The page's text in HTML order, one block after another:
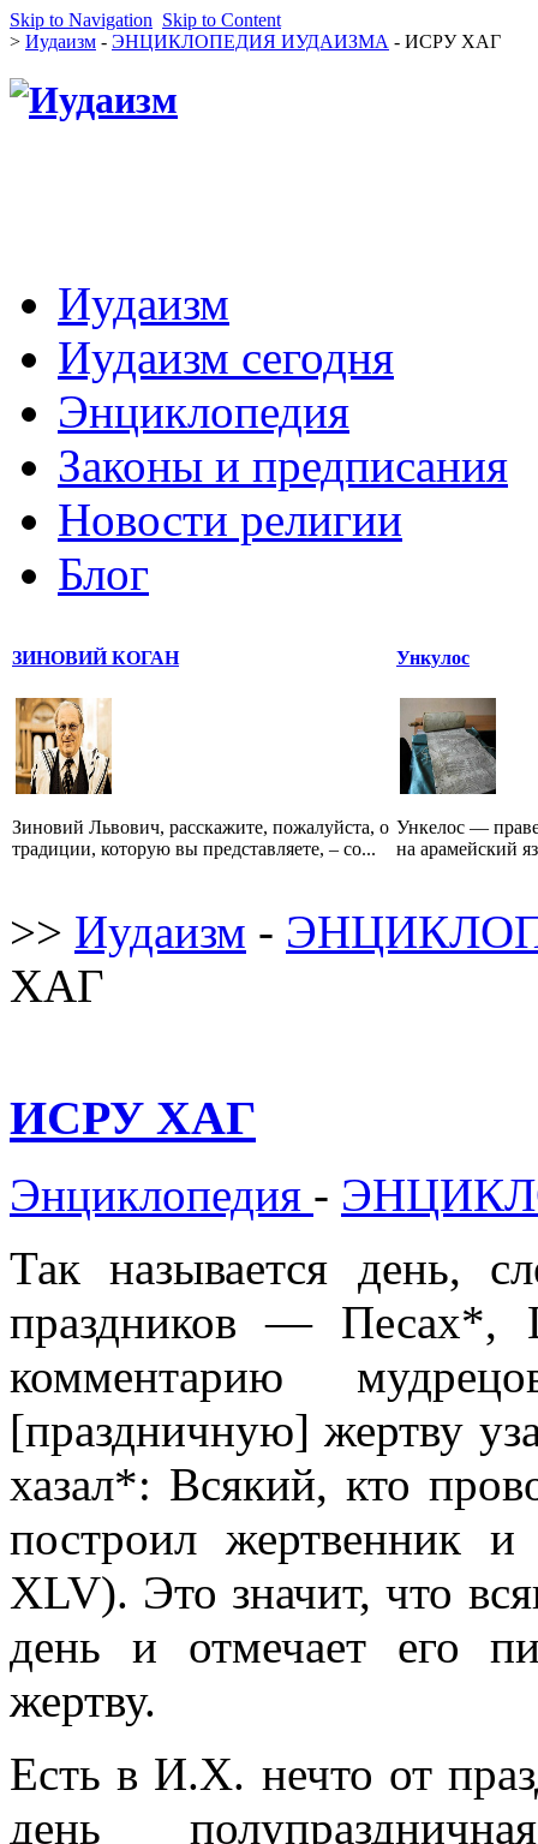
Skip to Navigation Skip to Content
> Иудаизм - ЭНЦИКЛОПЕДИЯ ИУДАИЗМА - ИСРУ ХАГ
Иудаизм
Иудаизм сегодня
Энциклопедия
Законы и предписания
Новости религии
Блог
ЗИНОВИЙ КОГАН
Зиновий Львович, расскажите, пожалуйста, о
традиции, которую вы представляете, – со...
Ункулос
Ункелос —
на арамейский
>> Иудаизм -
ХАГ
ИСРУ ХАГ
Энциклопедия -
Так называется день,
праздников — Песах*,
комментарию
[праздничную] жертву
хазал*: Всякий, кто
построил жертвенник
XLV). Это значит, что
день и отмечает его
жертву.
Есть в И.Х. нечто от
день